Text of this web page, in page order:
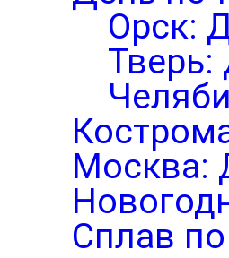
Орск:
Тверь:
Москва:
Сплав